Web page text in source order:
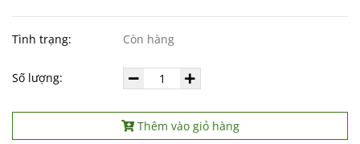
Tình trạng: Còn hàng
Số lượng:
Thêm vào giỏ hàng